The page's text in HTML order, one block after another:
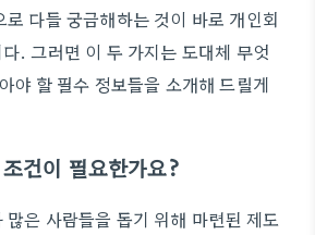
다들 궁금해하는 것이 바로 개인회
. 그러면 이 두 가지는 도대체 무엇
야 할 필수 정보들을 소개해 드릴게
건이 필요한가요?
많은 사람들을 돕기 위해 마련된 제도